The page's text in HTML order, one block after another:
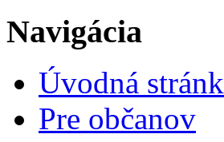
Navigácia
Úvodná
Pre občanov